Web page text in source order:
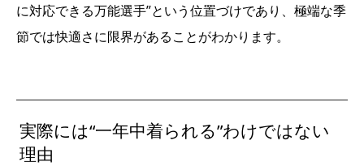
に対応できる万能選手”という位置づけであり、極端な季
節では快適さに限界があることがわかります。
実際には“一年中着られる”わけではない
理由